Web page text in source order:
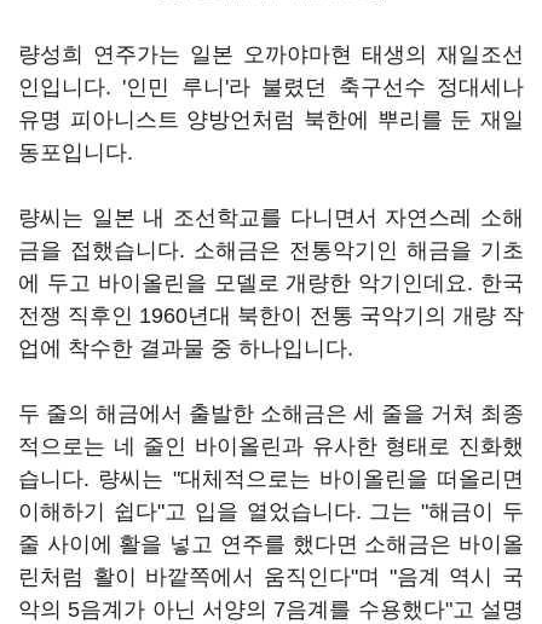
량성희 연주가는 일본 오까야마현 태생의 재일조선
인입니다. '인민 루니'라 불렸던 축구선수 정대세나
유명 피아니스트 양방언처럼 북한에 뿌리를 둔 재일
동포입니다.
량씨는 일본 내 조선학교를 다니면서 자연스레 소해
금을 접했습니다. 소해금은 전통악기인 해금을 기초
에 두고 바이올린을 모델로 개량한 악기인데요. 한국
전쟁 직후인 1960년대 북한이 전통 국악기의 개량 작
업에 착수한 결과물 중 하나입니다.
두 줄의 해금에서 출발한 소해금은 세 줄을 거쳐 최종
적으로는 네 줄인 바이올린과 유사한 형태로 진화했
습니다. 량씨는 "대체적으로는 바이올린을 떠올리면
이해하기 쉽다"고 입을 열었습니다. 그는 "해금이 두
줄 사이에 활을 넣고 연주를 했다면 소해금은 바이올
린처럼 활이 바깥쪽에서 움직인다"며 "음계 역시 국
악의 5음계가 아닌 서양의 7음계를 수용했다"고 설명